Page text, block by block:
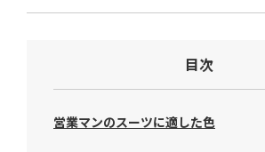
目次
営業マンのスーツに適した色